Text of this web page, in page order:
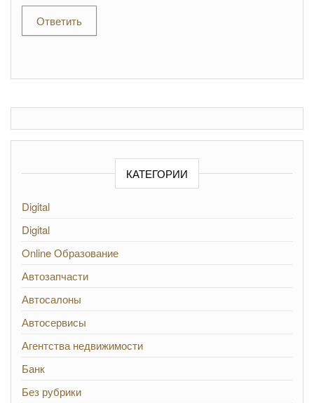
Ответить
КАТЕГОРИИ
Digital
Digital
Online Образование
Автозапчасти
Автосалоны
Автосервисы
Агентства недвижимости
Банк
Без рубрики